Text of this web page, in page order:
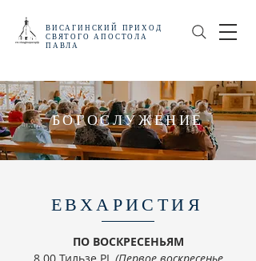
ВИСАГИНСКИЙ
ПРИХОД
СВЯТОГО АПОСТОЛА
ПАВЛА
БОГОСЛУЖЕНИЕ
ЕВХАРИСТИЯ
ПО ВОСКРЕСЕНЬЯМ